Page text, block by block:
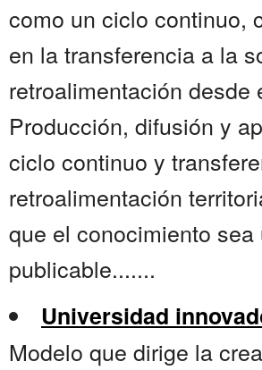
como un ciclo continuo,
en la transferencia a la
retroalimentación desde
Producción, difusión y
ciclo continuo y
retroalimentación
que el conocimiento
publicable.......
Universidad
Modelo que dirige la